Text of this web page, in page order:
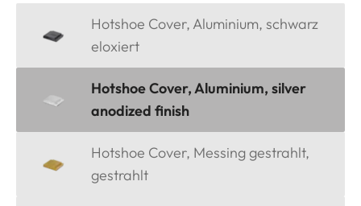
Hotshoe Cover, Aluminium, schwarz
eloxiert
Hotshoe Cover, Aluminium, silver
anodized finish
Hotshoe Cover, Messing gestrahlt,
gestrahlt